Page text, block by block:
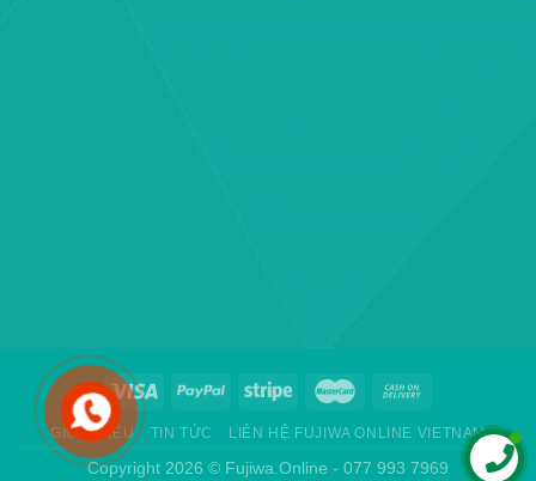
GIỚI THIỆU TIN TỨC LIÊN HỆ FUJIWA ONLINE VIETNAM
Copyright 2026 © Fujiwa.Online - 077 993 7969